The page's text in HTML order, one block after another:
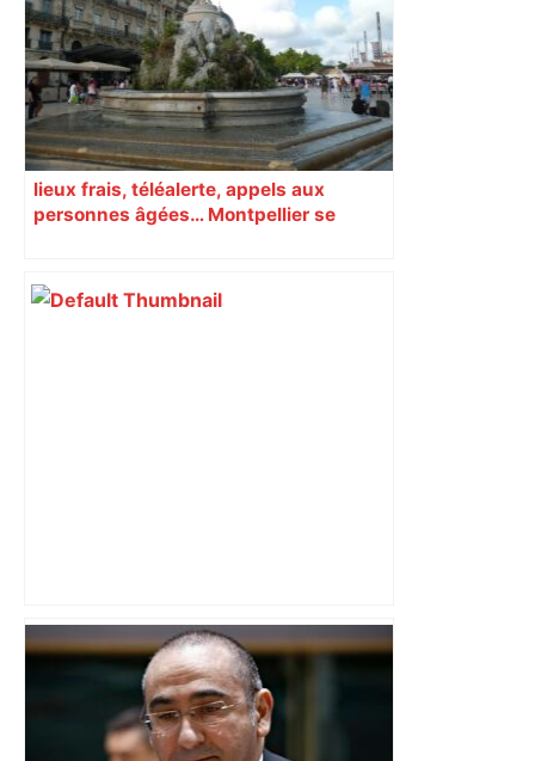
bus en République dominicaine –
ladepeche.fr
lieux frais, téléalerte, appels aux
personnes âgées… Montpellier se
Mercato TFC – Le Toulouse FC annonce
une nouvelle signature (officiel) –
MadeInFOOT